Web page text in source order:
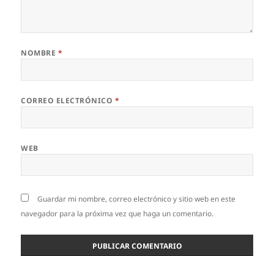
NOMBRE *
CORREO ELECTRÓNICO *
WEB
Guardar mi nombre, correo electrónico y sitio web en este
navegador para la próxima vez que haga un comentario.